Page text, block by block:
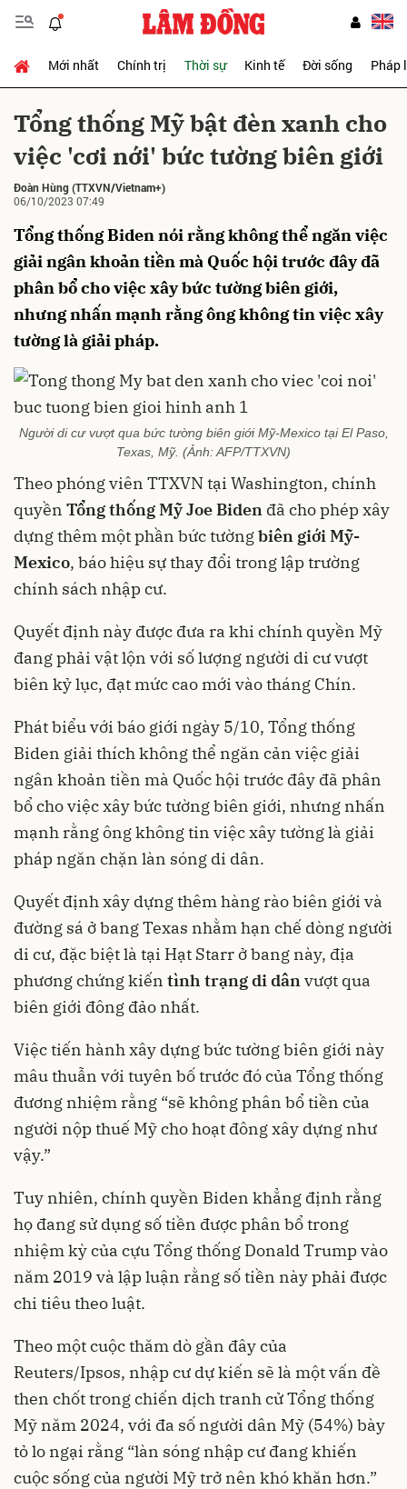
Mới nhất Chính trị Thời sự Kinh tế Đời sống Pháp
Tổng thống Mỹ bật đèn xanh cho
việc 'cơi nới' bức tường biên giới
Đoàn Hùng(TTXVN/Vietnam+)
06/10/2023 07:49
Tổng thống Biden nói rằng không thể ngăn việc
giải ngân khoản tiền mà Quốc hội trước đây đã
phân bổ cho việc xây bức tường biên giới,
nhưng nhấn mạnh rằng ông không tin việc xây
tường là giải pháp.
Người di cư vượt qua bức tường biên giới Mỹ-Mexico tại El Paso,
Texas, Mỹ. (Ảnh: AFP/TTXVN)
Theo phóng viên TTXVN tại Washington, chính
quyền Tổng thống Mỹ Joe Biden đã cho phép xây
dựng thêm một phần bức tườngbiên giới Mỹ-
Mexico, báo hiệu sự thay đổi trong lập trường
chính sách nhập cư.
Quyết định này được đưa ra khi chính quyền Mỹ
đang phải vật lộn với số lượng người di cư vượt
biên kỷ lục, đạt mức cao mới vào tháng Chín.
Phát biểu với báo giới ngày 5/10, Tổng thống
Biden giải thích không thể ngăn cản việc giải
ngân khoản tiền mà Quốc hội trước đây đã phân
bổ cho việc xây bức tường biên giới, nhưng nhấn
mạnh rằng ông không tin việc xây tường là giải
pháp ngăn chặn làn sóng di dân.
Quyết định xây dựng thêm hàng rào biên giới và
đường sá ở bang Texas nhằm hạn chế dòng người
di cư, đặc biệt là tại Hạt Starr ở bang này, địa
phương chứng kiến tình trạng di dân vượt qua
biên giới đông đảo nhất.
Việc tiến hành xây dựng bức tường biên giới này
mâu thuẫn với tuyên bố trước đó của Tổng thống
đương nhiệm rằng “sẽ không phân bổ tiền của
người nộp thuế Mỹ cho hoạt đông xây dựng như
vậy.”
Tuy nhiên, chính quyền Biden khẳng định rằng
họ đang sử dụng số tiền được phân bổ trong
nhiệm kỳ của cựu Tổng thống Donald Trump vào
năm 2019 và lập luận rằng số tiền này phải được
chi tiêu theo luật.
Theo một cuộc thăm dò gần đây của
Reuters/Ipsos, nhập cư dự kiến sẽ là một vấn đề
then chốt trong chiến dịch tranh cử Tổng thống
Mỹ năm 2024, với đa số người dân Mỹ (54%) bày
tỏ lo ngại rằng “làn sóng nhập cư đang khiến
cuộc sống của người Mỹ trở nên khó khăn hơn.”
Gửi bình luận
Hủy